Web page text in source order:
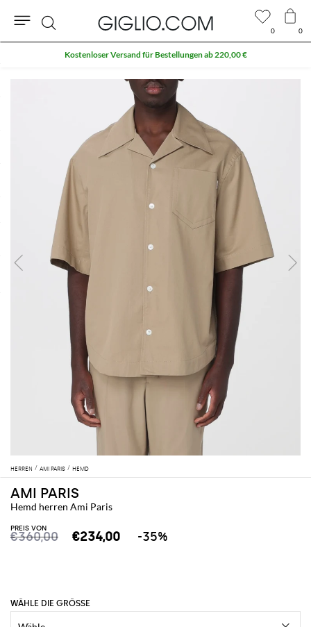
HERREN AMI PARIS HEMD
AMI PARIS
Hemd herren Ami Paris
PREIS VON
€360,00 €234,00 -35%
WÄHLE DIE GRÖSSE
0 0
Suche
Kostenloser Versand für Bestellungen ab 220,00 €